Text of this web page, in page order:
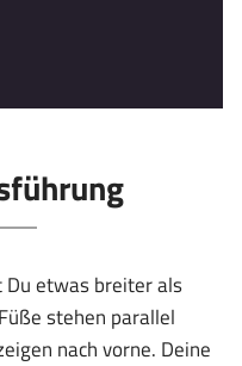
Du etwas breiter als
stehen parallel
nach vorne. Deine